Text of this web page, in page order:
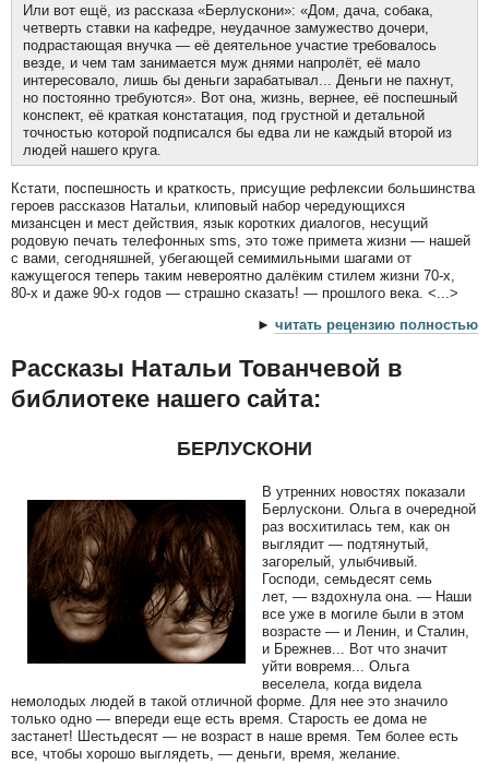
Или вот ещё, из рассказа «Берлускони»: «Дом, дача, собака,
четверть ставки на кафедре, неудачное замужество дочери,
подрастающая внучка — её деятельное участие требовалось
везде, и чем там занимается муж днями напролёт, её мало
интересовало, лишь бы деньги зарабатывал... Деньги не пахнут,
но постоянно требуются». Вот она, жизнь, вернее, её поспешный
конспект, её краткая констатация, под грустной и детальной
точностью которой подписался бы едва ли не каждый второй из
людей нашего круга.
Кстати, поспешность и краткость, присущие рефлексии большинства
героев рассказов Натальи, клиповый набор чередующихся
мизансцен и мест действия, язык коротких диалогов, несущий
родовую печать телефонных sms, это тоже примета жизни — нашей
с вами, сегодняшней, убегающей семимильными шагами от
кажущегося теперь таким невероятно далёким стилем жизни 70-x,
80-x и даже 90-х годов — страшно сказать! — прошлого века. <...>
► читать рецензию полностью
Рассказы Натальи Тованчевой в
библиотеке нашего сайта:
БЕРЛУСКОНИ
В утренних новостях показали
Берлускони. Ольга в очередной
раз восхитилась тем, как он
выглядит — подтянутый,
загорелый, улыбчивый.
Господи, семьдесят семь
лет, — вздохнула она. — Наши
все уже в могиле были в этом
возрасте — и Ленин, и Сталин,
и Брежнев... Вот что значит
уйти вовремя... Ольга
веселела, когда видела
немолодых людей в такой отличной форме. Для нее это значило
только одно — впереди еще есть время. Старость ее дома не
застанет! Шестьдесят — не возраст в наше время. Тем более есть
все, чтобы хорошо выглядеть, — деньги, время, желание.